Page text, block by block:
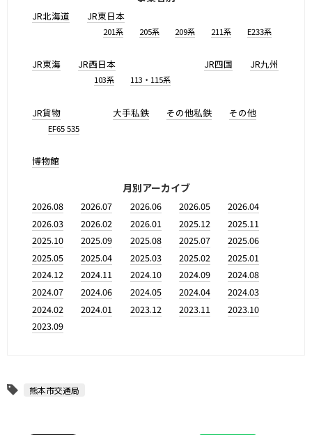
JR北海道 JR東日本
201系 205系 209系 211系 E233系
JR東海 JR西日本
103系 113・115系
JR四国 JR九州
JR貨物
EF65 535
大手私鉄 その他私鉄 その他
博物館
月別アーカイブ
2026.08 2026.07 2026.06 2026.05
2026.04
2026.03
2026.02 2026.01 2025.12
2025.11
2025.10
2025.09 2025.08 2025.07
2025.06
2025.05
2025.04 2025.03 2025.02
2025.01
2024.12
2024.11 2024.10 2024.09
2024.08
2024.07
2024.06 2024.05 2024.04
2024.03
2024.02
2024.01 2023.12 2023.11
2023.10
2023.09
熊本市交通局